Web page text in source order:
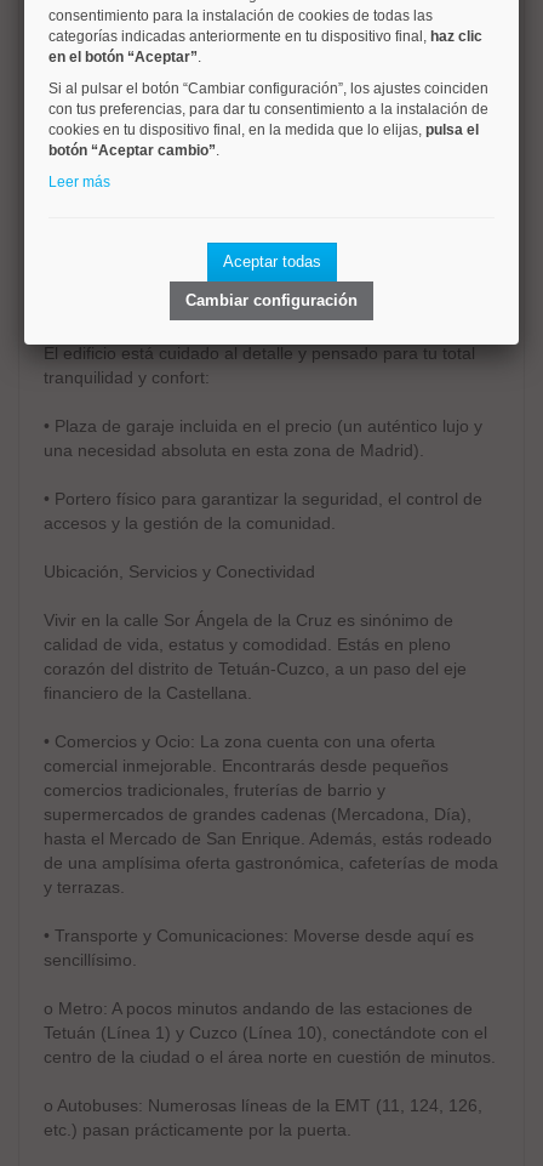
descanso.
• 2 Baños Completos: Uno de ellos configurado en suite en
el dormitorio principal para mayor privacidad y comodidad.
• Cocina: Independiente y totalmente funcional.
Estado: La vivienda está lista para entrar a vivir. No
Comodidades de la Finca
El edificio está cuidado al detalle y pensado para tu total
tranquilidad y confort:
• Plaza de garaje incluida en el precio (un auténtico lujo y
una necesidad absoluta en esta zona de Madrid).
• Portero físico para garantizar la seguridad, el control de
accesos y la gestión de la comunidad.
Ubicación, Servicios y Conectividad
Vivir en la calle Sor Ángela de la Cruz es sinónimo de
calidad de vida, estatus y comodidad. Estás en pleno
corazón del distrito de Tetuán-Cuzco, a un paso del eje
financiero de la Castellana.
• Comercios y Ocio: La zona cuenta con una oferta
comercial inmejorable. Encontrarás desde pequeños
comercios tradicionales, fruterías de barrio y
supermercados de grandes cadenas (Mercadona, Día),
hasta el Mercado de San Enrique. Además, estás rodeado
de una amplísima oferta gastronómica, cafeterías de moda
y terrazas.
• Transporte y Comunicaciones: Moverse desde aquí es
sencillísimo.
o Metro: A pocos minutos andando de las estaciones de
Tetuán (Línea 1) y Cuzco (Línea 10), conectándote con el
centro de la ciudad o el área norte en cuestión de minutos.
o Autobuses: Numerosas líneas de la EMT (11, 124, 126,
etc.) pasan prácticamente por la puerta.
consentimiento para la instalación de cookies de todas las
categorías indicadas anteriormente en tu dispositivo final, haz clic
en el botón “Aceptar”.
Si al pulsar el botón “Cambiar configuración”, los ajustes coinciden
con tus preferencias, para dar tu consentimiento a la instalación de
cookies en tu dispositivo final, en la medida que lo elijas, pulsa el
botón “Aceptar cambio”.
Leer más
Aceptar todas
Cambiar configuración